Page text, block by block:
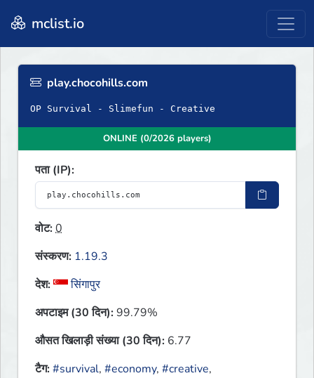
mclist.io
play.chocohills.com
OP Survival - Slimefun - Creative
ONLINE (0/2026 players)
पता (IP):
वोट:0
संस्करण: 1.19.3
देश:
सिंगापुर
अपटाइम (30 दिन):99.79%
औसत खिलाड़ी संख्या (30 दिन): 6.77
टैग:#survival, #economy, #creative,